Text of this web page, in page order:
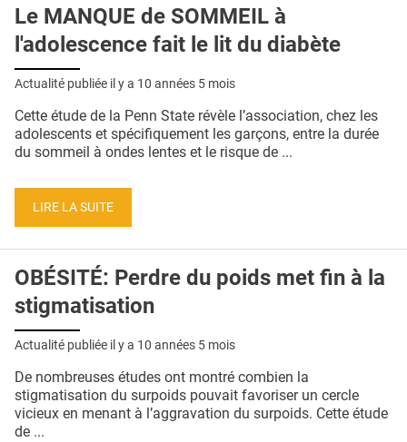
E-REVUE SAD
QUI SOMMES-NOUS ?
CONDITIONS GÉNÉRALES
CRÉDITS
Le MANQUE de SOMMEIL à
l'adolescence fait le lit du diabète
Actualité publiée il y a 10 années 5 mois
Cette étude de la Penn State révèle l’association, chez les
adolescents et spécifiquement les garçons, entre la durée
du sommeil à ondes lentes et le risque de ...
LIRE LA SUITE
OBÉSITÉ: Perdre du poids met fin à la
stigmatisation
Actualité publiée il y a 10 années 5 mois
De nombreuses études ont montré combien la
stigmatisation du surpoids pouvait favoriser un cercle
vicieux en menant à l’aggravation du surpoids. Cette étude
de ...